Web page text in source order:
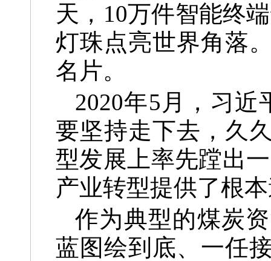
天，10万件智能终
灯珠点亮世界角落
名片。
2020年5月，习
要坚持走下去，久
型发展上率先蹚出
产业转型提供了根
作为典型的煤炭
蓝图绘到底、一任